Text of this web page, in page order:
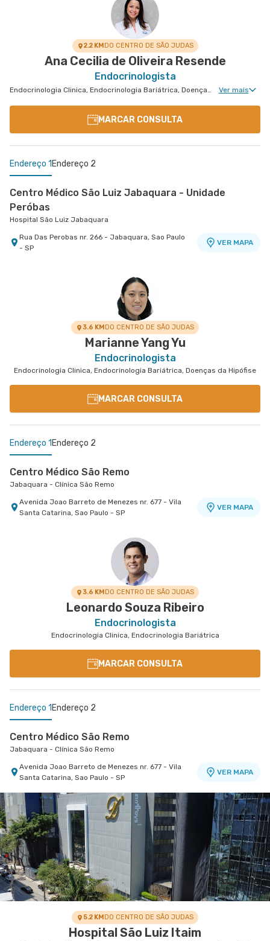
2.2 KMDO CENTRO DE SÃO JUDAS
Ana Cecilia de Oliveira Resende
Endocrinologista
Endocrinologia Clinica, Endocrinologia Bariátrica, Doenças Osteometabólicas, Doenças da Hipófise Ver mais
MARCAR CONSULTA
Endereço 1 Endereço 2
Centro Médico São Luiz Jabaquara - Unidade
Peróbas
Hospital São Luiz Jabaquara
Rua Das Perobas nr. 266 - Jabaquara, Sao Paulo
- SP
VER MAPA
Rua do Oratorio nr. 1369 - Mooca, Sao Paulo - SP
3.6 KMDO CENTRO DE SÃO JUDAS
Marianne Yang Yu
Endocrinologista
Endocrinologia Clinica, Endocrinologia Bariátrica, Doenças da Hipófise
MARCAR CONSULTA
Endereço 1 Endereço 2
Centro Médico São Remo
Jabaquara - Clínica São Remo
Avenida Joao Barreto de Menezes nr. 677 - Vila
Santa Catarina, Sao Paulo - SP
VER MAPA
Avenida Marcos Penteado de Ulhoa Rodrigues nr.
939 Edificio Jatobá - Torre Ii 1° Andar - Tambore,
3.6 KMDO CENTRO DE SÃO JUDAS
Leonardo Souza Ribeiro
Endocrinologista
Endocrinologia Clinica, Endocrinologia Bariátrica
MARCAR CONSULTA
Endereço 1 Endereço 2
Centro Médico São Remo
Jabaquara - Clínica São Remo
Avenida Joao Barreto de Menezes nr. 677 - Vila
Santa Catarina, Sao Paulo - SP
VER MAPA
Centro Médico São Luiz Alphaville
Hospital São Luiz Alphaville
Avenida Marcos Penteado de Ulhoa Rodrigues nr.
939 Edificio Jatobá - Torre Ii 1° Andar - Tambore,
Barueri - SP
VER MAPA
5.2 KMDO CENTRO DE SÃO JUDAS
Hospital São Luiz Itaim